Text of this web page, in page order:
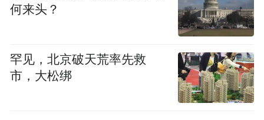
何来头？
罕见，北京破天荒率先救
市，大松绑